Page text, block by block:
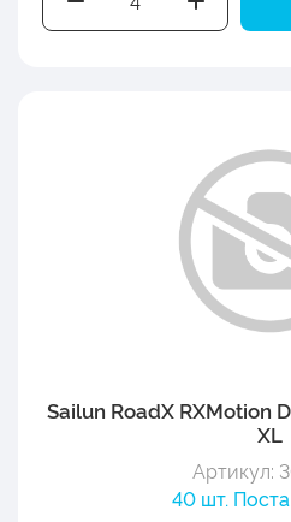
Sailun RoadX RXMotion
XL
Артикул:
40 шт.